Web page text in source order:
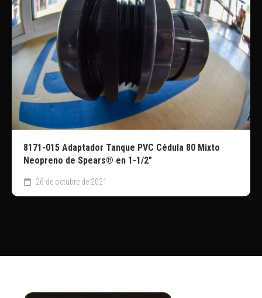
8171-015 Adaptador Tanque PVC Cédula 80 Mixto
Neopreno de Spears® en 1-1/2″
26 de octubre de 2021